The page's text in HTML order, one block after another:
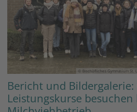
© Bischöfliches Gymnasium St.
Bericht und Bildergalerie:
Leistungskurse besuchen